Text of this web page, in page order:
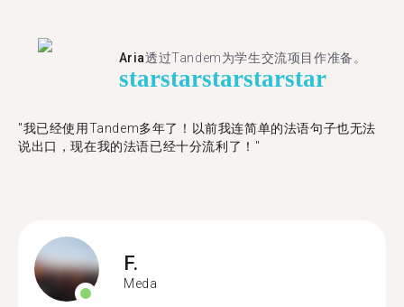
Aria透过Tandem为学生交流项目作准备。
starstarstarstarstar
"​​我已经使用Tandem多年了！以前我连简单的法语句子也无法
说出口，现在我的法语已经十分流利了！"
F.
Meda